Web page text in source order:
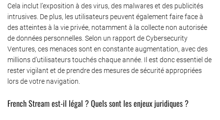
Cela inclut l’exposition à des virus, des malwares et des publicités
intrusives. De plus, les utilisateurs peuvent également faire face à
des atteintes à la vie privée, notamment à la collecte non autorisée
de données personnelles. Selon un rapport de Cybersecurity
Ventures, ces menaces sont en constante augmentation, avec des
millions d’utilisateurs touchés chaque année. Il est donc essentiel de
rester vigilant et de prendre des mesures de sécurité appropriées
lors de votre navigation.
French Stream est-il légal ? Quels sont les enjeux juridiques ?